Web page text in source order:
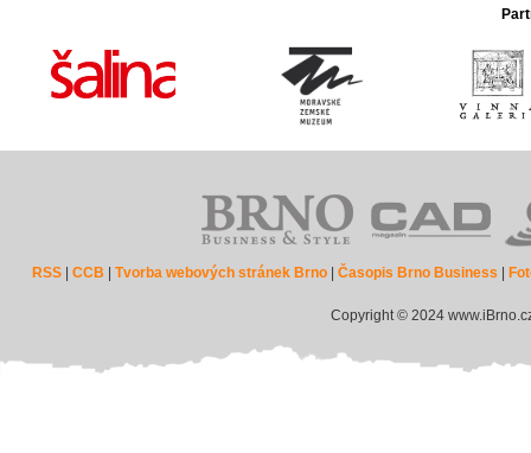
RSS |CCB |Tvorba webových stránek Brno |Časopis Brno Business
Copyright © 2024